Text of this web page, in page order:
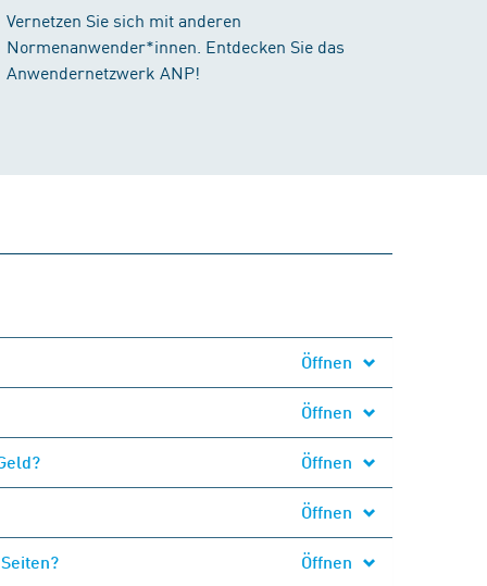
Vernetzen Sie sich mit anderen
Normenanwender*innen. Entdecken Sie das
Anwendernetzwerk ANP!
Öffnen
Öffnen
Öffnen
Öffnen
Öffnen